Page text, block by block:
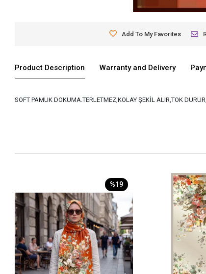
Add To My Favorites
Product Description Warranty and Delivery
SOFT PAMUK DOKUMA.TERLETMEZ,KOLAY ŞEKİL ALIR,TOK
%19